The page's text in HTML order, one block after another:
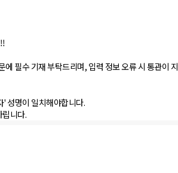
필수 기재 부탁드리며, 입력 정보 오류 시 통관이 지
성명이 일치해야합니다.
니다.